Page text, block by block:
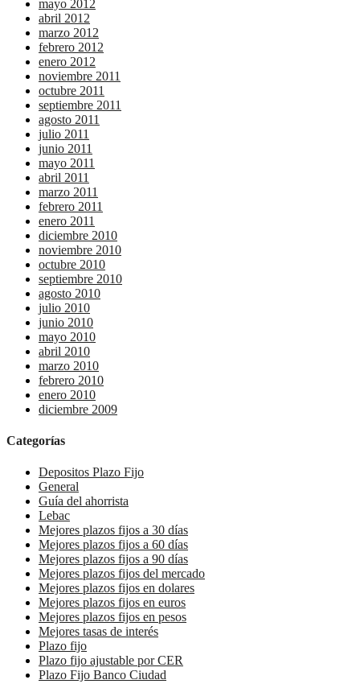
mayo 2012
abril 2012
marzo 2012
febrero 2012
enero 2012
noviembre 2011
octubre 2011
septiembre 2011
agosto 2011
julio 2011
junio 2011
mayo 2011
abril 2011
marzo 2011
febrero 2011
enero 2011
diciembre 2010
noviembre 2010
octubre 2010
septiembre 2010
agosto 2010
julio 2010
junio 2010
mayo 2010
abril 2010
marzo 2010
febrero 2010
enero 2010
diciembre 2009
Categorías
Depositos Plazo Fijo
General
Guía del ahorrista
Lebac
Mejores plazos fijos a 30 días
Mejores plazos fijos a 60 días
Mejores plazos fijos a 90 días
Mejores plazos fijos del mercado
Mejores plazos fijos en dolares
Mejores plazos fijos en euros
Mejores plazos fijos en pesos
Mejores tasas de interés
Plazo fijo
Plazo fijo ajustable por CER
Plazo Fijo Banco Ciudad